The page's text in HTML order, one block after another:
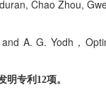
Chao Zhou,
A. G. Yodh ，
明专利 12项。